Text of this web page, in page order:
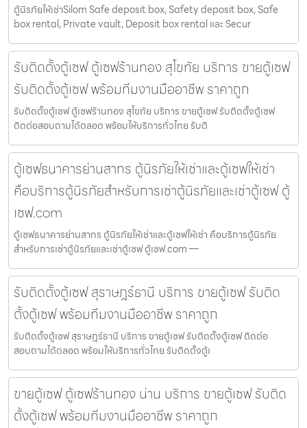
ตู้นิรภัยให้เช่าSilom Safe deposit box, Safety deposit box, Safe
box rental, Private vault, Deposit box rental และ Secur
รับติดตั้งตู้เซฟ ตู้เซฟร้านทอง สุโขทัย บริการ ขายตู้เซฟ
รับติดตั้งตู้เซฟ พร้อมทีมงานมืออาชีพ ราคาถูก
รับติดตั้งตู้เซฟ ตู้เซฟร้านทอง สุโขทัย บริการ ขายตู้เซฟ รับติดตั้งตู้เซฟ
ติดต่อสอบถามได้ตลอด พร้อมให้บริการทั่วไทย รับติ
ตู้เซฟธนาคารย่านสาทร ตู้นิรภัยให้เช่าและตู้เซฟให้เช่า
คือบริการตู้นิรภัยสำหรับการเช่าตู้นิรภัยและเช่าตู้เซฟ ตู้
เซฟ.com
ตู้เซฟธนาคารย่านสาทร ตู้นิรภัยให้เช่าและตู้เซฟให้เช่า คือบริการตู้นิรภัย
สำหรับการเช่าตู้นิรภัยและเช่าตู้เซฟ ตู้เซฟ.com —
รับติดตั้งตู้เซฟ สุราษฎร์ธานี บริการ ขายตู้เซฟ รับติด
ตั้งตู้เซฟ พร้อมทีมงานมืออาชีพ ราคาถูก
รับติดตั้งตู้เซฟ สุราษฎร์ธานี บริการ ขายตู้เซฟ รับติดตั้งตู้เซฟ ติดต่อ
สอบถามได้ตลอด พร้อมให้บริการทั่วไทย รับติดตั้งตู้เ
ขายตู้เซฟ ตู้เซฟร้านทอง น่าน บริการ ขายตู้เซฟ รับติด
ตั้งตู้เซฟ พร้อมทีมงานมืออาชีพ ราคาถูก